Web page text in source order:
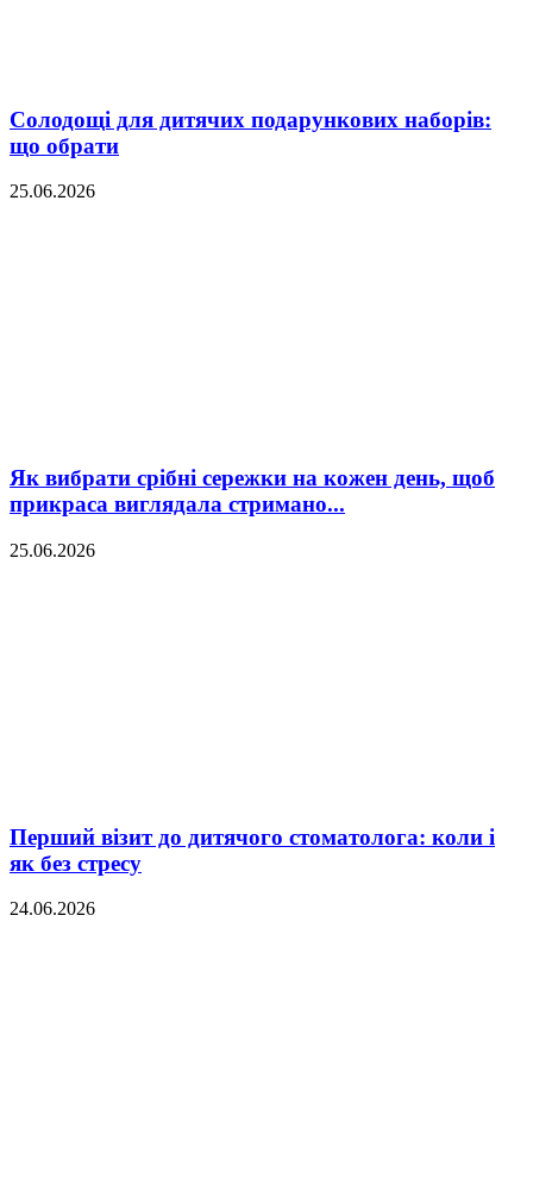
Солодощі для дитячих подарункових наборів:
що обрати
25.06.2026
Як вибрати срібні сережки на кожен день, щоб
прикраса виглядала стримано...
25.06.2026
Перший візит до дитячого стоматолога: коли і
як без стресу
24.06.2026